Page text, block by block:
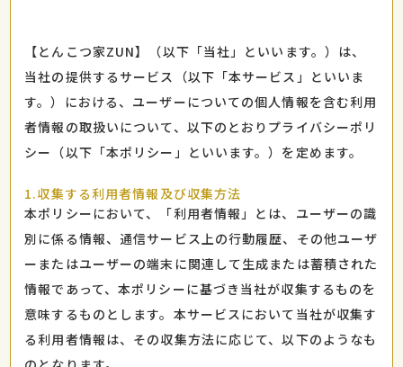
【とんこつ家ZUN】（以下「当社」といいます。）は、
当社の提供するサービス（以下「本サービス」といいま
す。）における、ユーザーについての個人情報を含む利用
者情報の取扱いについて、以下のとおりプライバシーポリ
シー（以下「本ポリシー」といいます。）を定めます。
1.収集する利用者情報及び収集方法
本ポリシーにおいて、「利用者情報」とは、ユーザーの識
別に係る情報、通信サービス上の行動履歴、その他ユーザ
ーまたはユーザーの端末に関連して生成または蓄積された
情報であって、本ポリシーに基づき当社が収集するものを
意味するものとします。本サービスにおいて当社が収集す
る利用者情報は、その収集方法に応じて、以下のようなも